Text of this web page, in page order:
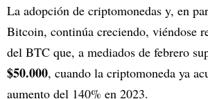
La adopción de criptomonedas y, en
Bitcoin, continúa creciendo, viéndose
del BTC que, a mediados de febrero
$50.000, cuando la criptomoneda ya
aumento del 140% en 2023.